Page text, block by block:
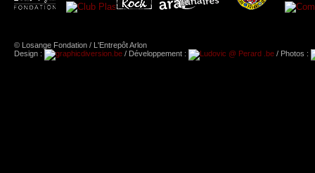
© Losange Fondation / L'Entrepôt Arlon
Design :
/ Développement : / Photos :